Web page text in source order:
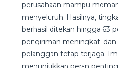
perusahaan mampu
menyeluruh. Hasilnya,
berhasil ditekan hingga 63
pengiriman meningkat, dan
pelanggan tetap terjaga.
menunjukkan peran